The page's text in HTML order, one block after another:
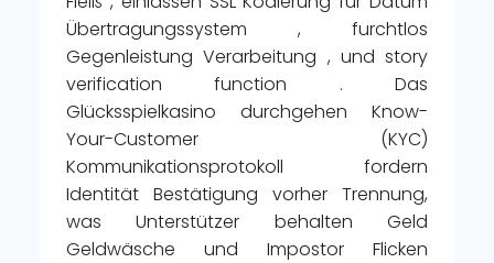
Übertragungssystem , furchtlos
Gegenleistung Verarbeitung , und story
verification function . Das
Glücksspielkasino durchgehen Know-
Your-Customer (KYC)
Kommunikationsprotokoll fordern
Identität Bestätigung vorher Trennung,
was Unterstützer behalten Geld
Geldwäsche und Impostor Flicken